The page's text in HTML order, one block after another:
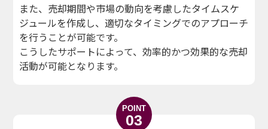
また、売却期間や市場の動向を考慮したタイムスケ
ジュールを作成し、適切なタイミングでのアプローチ
を行うことが可能です。
こうしたサポートによって、効率的かつ効果的な売却
活動が可能となります。
POINT
03